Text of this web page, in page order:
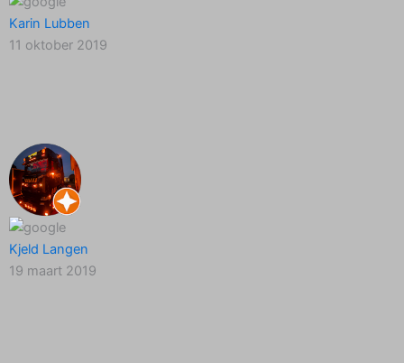
Karin Lubben
11 oktober 2019
Kjeld Langen
19 maart 2019